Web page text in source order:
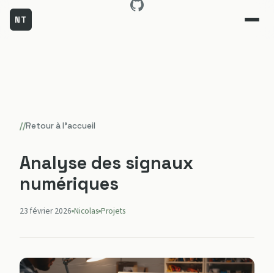
NT
//Retour à l'accueil
Analyse des signaux
numériques
23 février 2026 Nicolas Projets